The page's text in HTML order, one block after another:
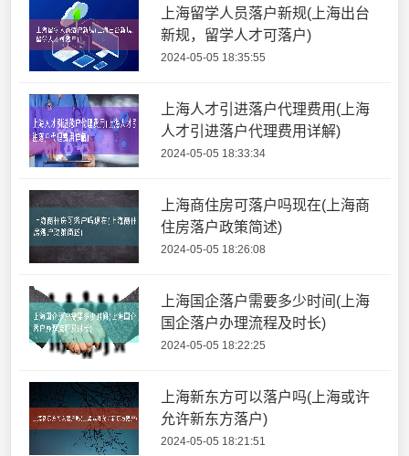
上海留学人员落户新规(上海出台
新规，留学人才可落户)
2024-05-05 18:35:55
上海人才引进落户代理费用(上海
人才引进落户代理费用详解)
2024-05-05 18:33:34
上海商住房可落户吗现在(上海商
住房落户政策简述)
2024-05-05 18:26:08
上海国企落户需要多少时间(上海
国企落户办理流程及时长)
2024-05-05 18:22:25
上海新东方可以落户吗(上海或许
允许新东方落户)
2024-05-05 18:21:51